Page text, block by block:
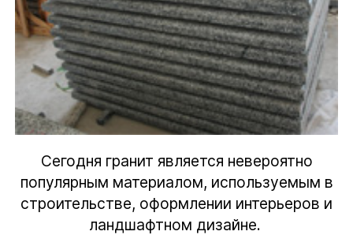
Сегодня гранит является невероятно
популярным материалом, используемым в
строительстве, оформлении интерьеров и
ландшафтном дизайне.